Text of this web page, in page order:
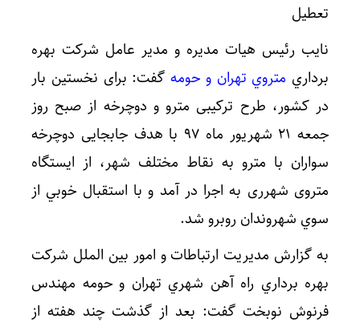
تعطیل
نايب رئيس هيات مديره و مدير عامل شركت بهره
برداري متروي تهران و حومه گفت: برای نخستین بار
در کشور، طرح ترکیبی مترو و دوچرخه از صبح روز
جمعه ۲۱ شهريور ماه ۹۷ با هدف جابجایی دوچرخه
سواران با مترو به نقاط مختلف شهر، از ایستگاه
متروی شهرری به اجرا در آمد و با استقبال خوبي از
سوي شهروندان روبرو شد.
به گزارش مديريت ارتباطات و امور بين الملل شركت
بهره برداري راه آهن شهري تهران و حومه مهندس
فرنوش نوبخت گفت: بعد از گذشت چند هفته از